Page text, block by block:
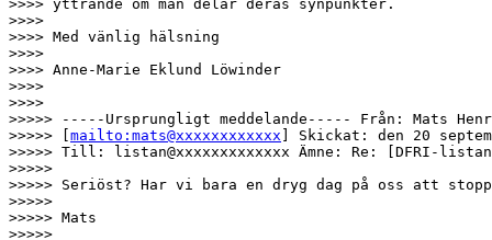
>>>> yttrande om man delar deras synpunkter.
>>>>
>>>> Med vänlig hälsning
>>>>
>>>> Anne-Marie Eklund Löwinder
>>>>
>>>>
>>>>> -----Ursprungligt meddelande----- Från: Mats
>>>>> [ mailto:mats@xxxxxxxxxxxx ] Skickat: den 20
>>>>> Till: listan@xxxxxxxxxxxxx Ämne: Re: [DFRI-
>>>>>
>>>>> Seriöst? Har vi bara en dryg dag på oss att
>>>>>
>>>>> Mats
>>>>>